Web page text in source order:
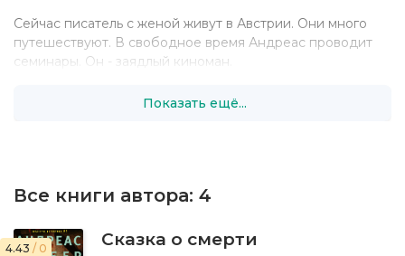
Сейчас писатель с женой живут в Австрии. Они много
путешествуют. В свободное время Андреас проводит
семинары. Он - заядлый киноман.
Показать ещё...
Все книги автора: 4
4.43 / 0 Сказка о смерти